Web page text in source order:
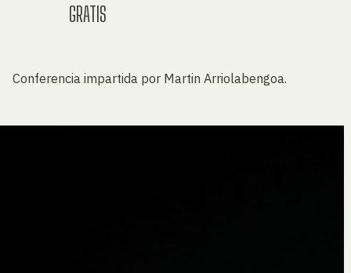
GRATIS
Conferencia impartida por Martin Arriolabengoa.